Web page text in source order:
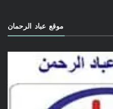
موقع عباد الرحمان